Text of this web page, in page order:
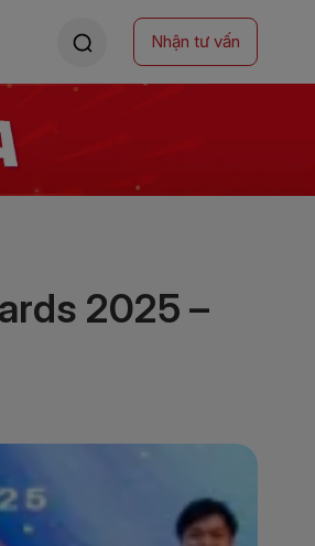
Nhận tư vấn
2025 –